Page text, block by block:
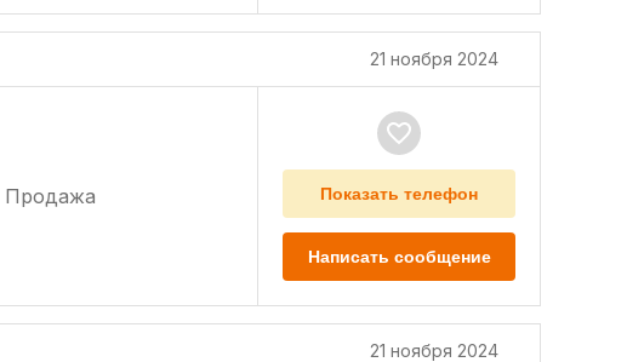
21 ноября 2024
Продажа Показать телефон
Написать сообщение
21 ноября 2024